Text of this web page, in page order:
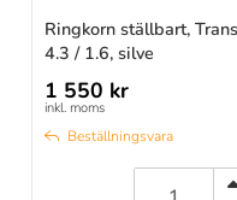
Ringkorn ställbart,
4.3 / 1.6, silve
1 550 kr
inkl. moms
Beställningsvara